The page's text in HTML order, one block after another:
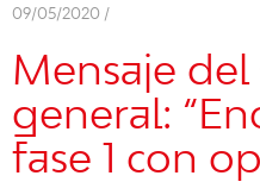
09/05/2020 /
Mensaje del
general:
fase 1 con